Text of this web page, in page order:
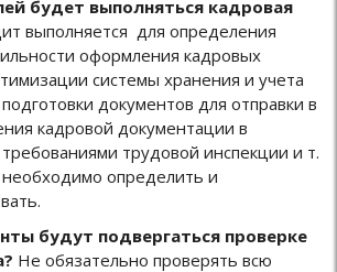
будет выполняться кадровая
выполняется для определения
оформления кадровых
системы хранения и учета
документов для отправки в
кадровой документации в
требованиями трудовой инспекции и т.
определить и
будут подвергаться проверке
Не обязательно проверять всю